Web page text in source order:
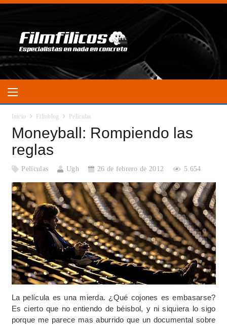
Inicio Filmblog Películas
Moneyball: Rompiendo las
reglas
Películas Ugh 26 de febrero de 2012 5.654
La película es una mierda. ¿Qué cojones es embasarse?
Es cierto que no entiendo de béisbol, y ni siquiera lo sigo
porque me parece mas aburrido que un documental sobre